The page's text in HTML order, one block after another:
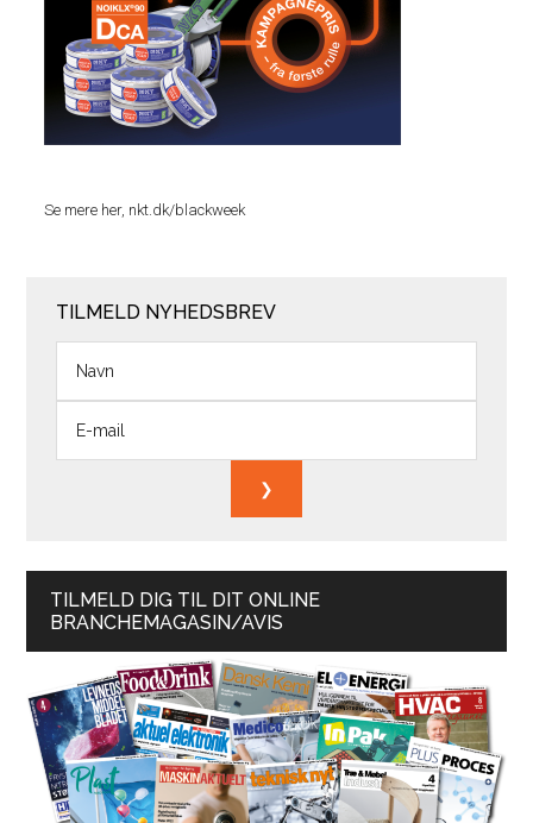
Se mere her, nkt.dk/blackweek
TILMELD NYHEDSBREV
TILMELD DIG TIL DIT ONLINE
BRANCHEMAGASIN/AVIS